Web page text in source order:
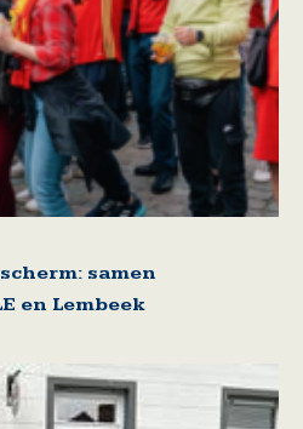
samen
en Lembeek